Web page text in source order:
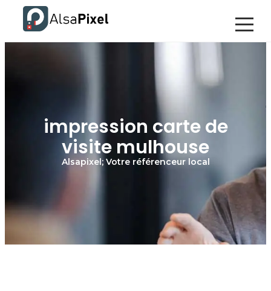
impression carte de
visite mulhouse
Alsapixel; Votre référenceur local